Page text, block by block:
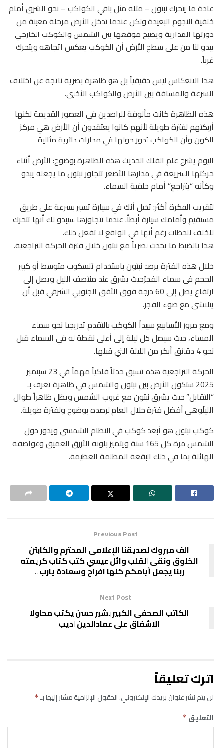
عادة ما يتحرك نبتون – مثله مثل باقي الكواكب – نحو الشرق أمام
خلفية النجوم البعيدة ولكن عندما تدخل الأرض مرحلة معينة من
دورتها المدارية ويصبح موقعها بين الشمس والكوكب الخارجي
يبدو لنا من على سطح الأرض أن الكوكب يعكس اتجاهه ويتحرك
غرباً.
هذا الانعكاس ليس حقيقياً بل هو ظاهرة بصرية ناتجة عن اختلاف
السرعة والمسافة بين الأرض والكواكب الأخرى.
هذه الظاهرة كانت مألوفة للراصدين في العصور القديمة لكنها
أربكتهم لفترة طويلة لأنهم كانوا يعتقدون أن الأرض هي مركز
الكون وأن الكواكب تدور حولها في مدارات دائرية مثالية.
اليوم يشرح علم الفلك الحديث هذه الظاهرة بوضوح: الأرض أثناء
حركتها السريعة في مدارها الأصغر تتجاور نبتون ما يجعله يبدو
وكأنه “يتراجع” أمام خلفية السماء.
لتقريب الفكرة أكثر: تخيل أنك في سيارة تسير بسرعة على طريق
مستقيم وأمامك سيارة أبطأ. عندما تتجاوزها سيبدو لك أنها تتحرك
للخلف للحظات رغم أنها في الواقع لا تفعل ذلك.
هذا بالضبط ما يحدث بصرياً مع نبتون خلال فترة الحركة التراجعية.
خلال هذه الفترة يرصد نبتون باستخدام تلسكوب متوسط أو كبير
الحجم في سماء الفجرًحيث يشرق عند منتصف الليل ويصل إلى
ارتفاع يصل إلى 60 درجة فوق الأفق الجنوبي الشرقي قبل أن
يتلاشى مع ضوء الفجر.
ومع مرور الأسابيع سيبدأ الكوكب بالتقدم تدريجيا نحو سماء
المساء، حيث سيصل كل ليلة إلى أعلى نقطة له في السماء قبل
نحو 4 دقائق أبكر من الليلة التي قبلها.
الحركة التراجعية هذه تسبق حدثاً فلكياً مهماً في 23 سبتمبر
2025 ستكون الأرض بين نبتون والشمس في ظاهرة تعرف بـ
“التقابل” حيث يشرق نبتون مع غروب الشمس ويظل ظاهراًً طوال
الليلًوهي أفضل فترة خلال العام لرصده بوضوح ولفترة طويلة.
كوكب نبتون هو أبعد كوكب في النظام الشمسي ويدور حول
الشمس مرة كل 165 سنة ويتميز بلونه الأزرق العميق وعواصفه
الهائلة بما في ذلك البقعة المظلمة العظيمة.
Previous Post
الف مبروك لصديقنا الإعلامى المحترم والكابتن
الخلوق ونقى القلب وائل عيسي كتب كتاب كريمته
ربنا يجعل أيامكم كلها افراح وسعادة يارب ..
Next Post
الكاتب الصحفى الكبير بشير حسن يكتب محاولا
الاشفاق على عمادالدين اديب
اترك تعليقاً
لن يتم نشر عنوان بريدك الإلكتروني.الحقول الإلزامية مشار إليها بـ*
التعليق *